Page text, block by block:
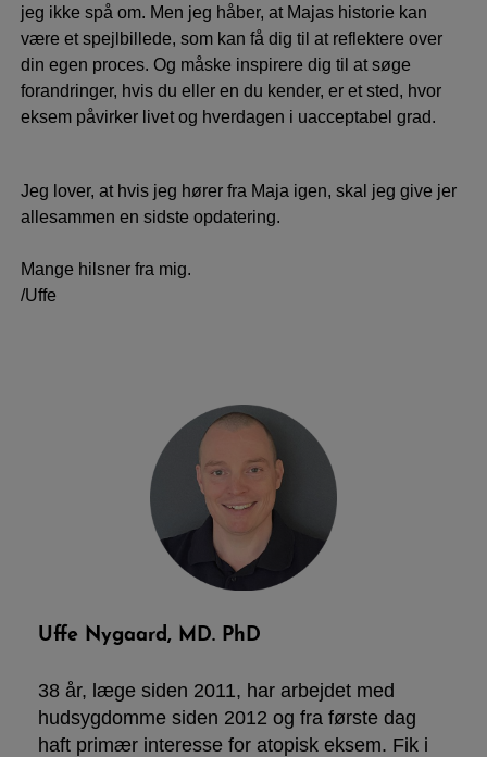
jeg ikke spå om. Men jeg håber, at Majas historie kan
være et spejlbillede, som kan få dig til at reflektere over
din egen proces. Og måske inspirere dig til at søge
forandringer, hvis du eller en du kender, er et sted, hvor
eksem påvirker livet og hverdagen i uacceptabel grad.
Jeg lover, at hvis jeg hører fra Maja igen, skal jeg give jer
allesammen en sidste opdatering.
Mange hilsner fra mig.
/Uffe
Uffe Nygaard, MD. PhD
38 år, læge siden 2011, har arbejdet med
hudsygdomme siden 2012 og fra første dag
haft primær interesse for atopisk eksem. Fik i